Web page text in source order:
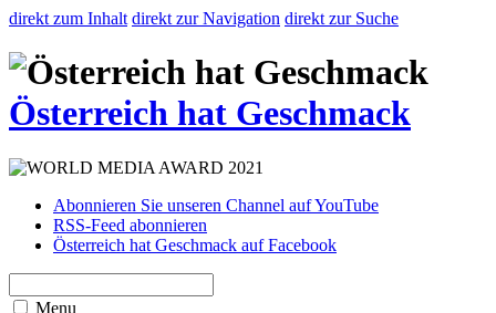
direkt zum Inhalt direkt zur Navigation direkt zur Suche
Österreich hat Geschmack
Abonnieren Sie unseren Channel auf YouTube
RSS-Feed abonnieren
Österreich hat Geschmack auf Facebook
Menu